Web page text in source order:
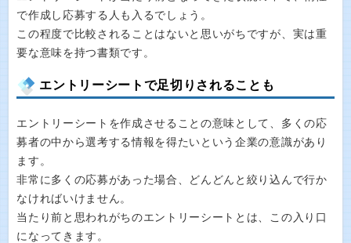
で作成し応募する人も入るでしょう。
この程度で比較されることはないと思いがちですが、実は重
要な意味を持つ書類です。
エントリーシートで足切りされることも
エントリーシートを作成させることの意味として、多くの応
募者の中から選考する情報を得たいという企業の意識があり
ます。
非常に多くの応募があった場合、どんどんと絞り込んで行か
なければいけません。
当たり前と思われがちのエントリーシートとは、この入り口
になってきます。